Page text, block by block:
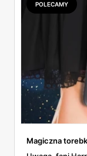
POLECAMY
Magiczna